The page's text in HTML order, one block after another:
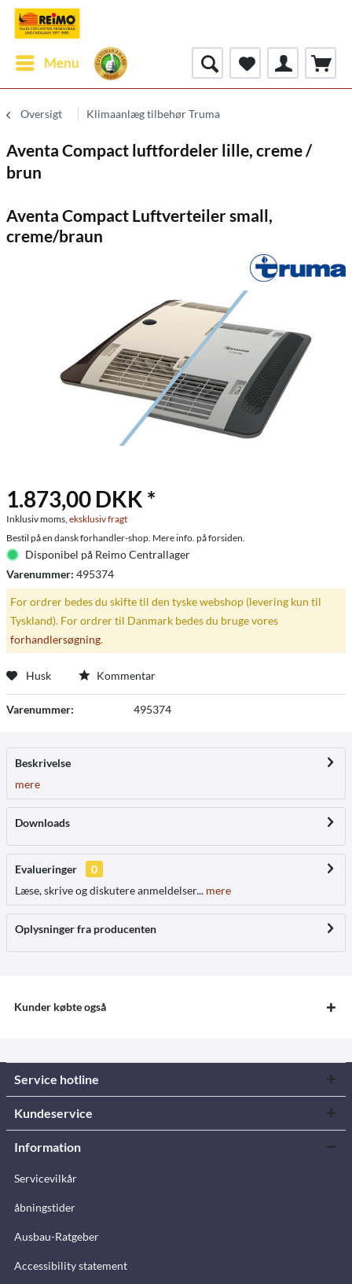
Menu
Oversigt Klimaanlæg tilbehør Truma
Aventa Compact luftfordeler lille, creme /
brun
Aventa Compact Luftverteiler small,
creme/braun
1.873,00 DKK *
Inklusiv moms, eksklusiv fragt
Bestil på en dansk forhandler-shop. Mere info. på forsiden.
Disponibel på Reimo Centrallager
Varenummer: 495374
For ordrer bedes du skifte til den tyske webshop (levering kun til
Tyskland). For ordrer til Danmark bedes du bruge vores
forhandlersøgning.
Husk Kommentar
Varenummer: 495374
Beskrivelse
mere
Downloads
Evalueringer
0
Læse, skrive og diskutere anmeldelser... mere
Oplysninger fra producenten
Kunder købte også
Service hotline
Kundeservice
Information
Servicevilkår
åbningstider
Ausbau-Ratgeber
Accessibility statement